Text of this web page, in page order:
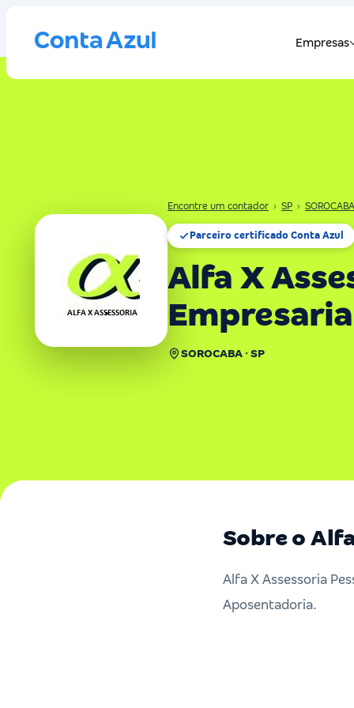
Encontre um contador › SP › SOROCABA
Parceiro certificado Conta Azul
Alfa X
SOROCABA · SP
Sobre o
Alfa X Assessoria
Aposentadoria.